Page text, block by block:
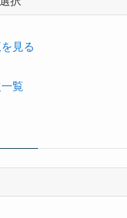
見る
覧